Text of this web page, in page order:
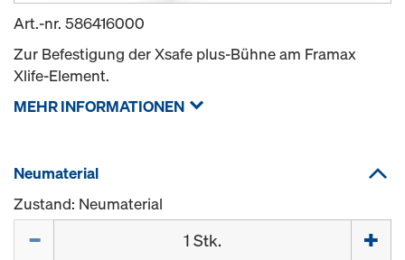
Art.-nr. 586416000
Zur Befestigung der Xsafe plus-Bühne am Framax
Xlife-Element.
MEHR INFORMATIONEN
Neumaterial
Zustand: Neumaterial